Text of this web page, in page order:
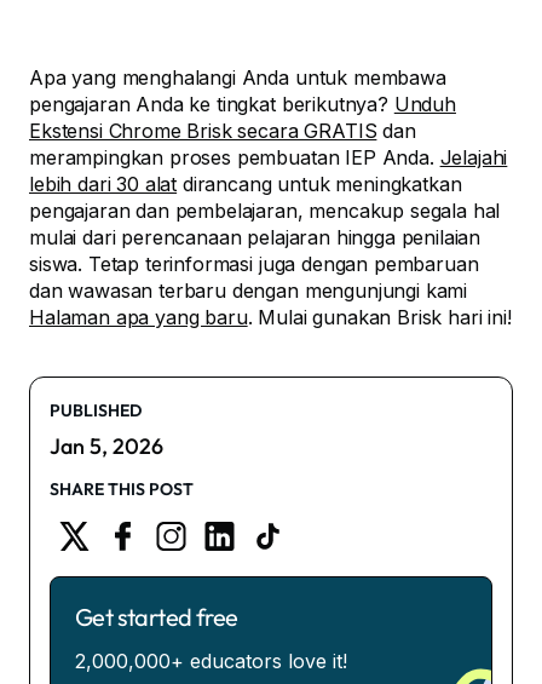
Apa yang menghalangi Anda untuk membawa
pengajaran Anda ke tingkat berikutnya? Unduh
Ekstensi Chrome Brisk secara GRATIS dan
merampingkan proses pembuatan IEP Anda. Jelajahi
lebih dari 30 alat dirancang untuk meningkatkan
pengajaran dan pembelajaran, mencakup segala hal
mulai dari perencanaan pelajaran hingga penilaian
siswa. Tetap terinformasi juga dengan pembaruan
dan wawasan terbaru dengan mengunjungi kami
Halaman apa yang baru. Mulai gunakan Brisk hari ini!
PUBLISHED
Jan 5, 2026
SHARE THIS POST
Get started free
2,000,000+ educators love it!